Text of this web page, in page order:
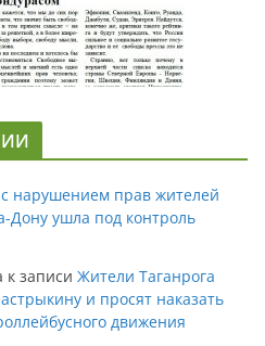
нарушением прав жителей
Дону ушла под контроль
к записи Жители Таганрога
и просят наказать
движения